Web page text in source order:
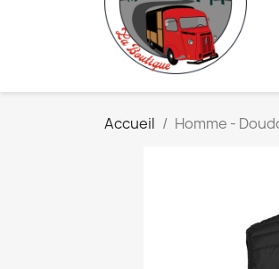
Accueil Homme -